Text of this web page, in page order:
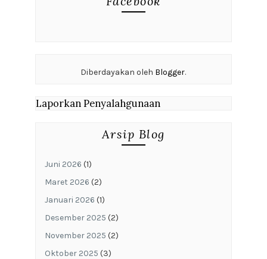
Diberdayakan oleh Blogger.
Laporkan Penyalahgunaan
Arsip Blog
Juni 2026 (1)
Maret 2026 (2)
Januari 2026 (1)
Desember 2025 (2)
November 2025 (2)
Oktober 2025 (3)